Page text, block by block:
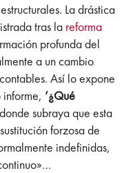
La drástica
tras la reforma
profunda del
a un cambio
Así lo expone
informe, ‘¿Qué
subraya que esta
forzosa de
indefinidas,